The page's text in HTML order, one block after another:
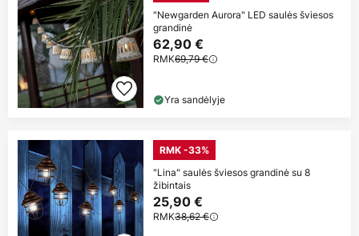
"Newgarden Aurora" LED saulės šviesos
grandinė
62,90 €
RMK69,79 €
Yra sandėlyje
RMK -33%
"Lina" saulės šviesos grandinė su 8
žibintais
25,90 €
RMK38,62 €